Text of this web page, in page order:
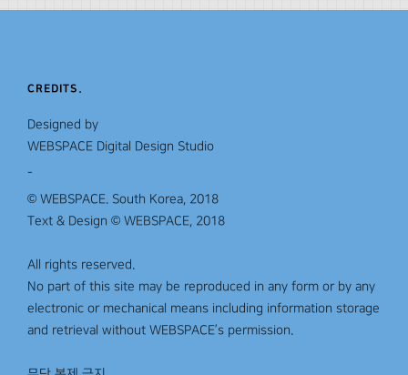
CREDITS.
Designed by
WEBSPACE Digital Design Studio
© WEBSPACE. South Korea, 2018
Text & Design © WEBSPACE, 2018
All rights reserved.
No part of this site may be reproduced in any form or by any
electronic or mechanical means including information storage
and retrieval without WEBSPACE’s permission.